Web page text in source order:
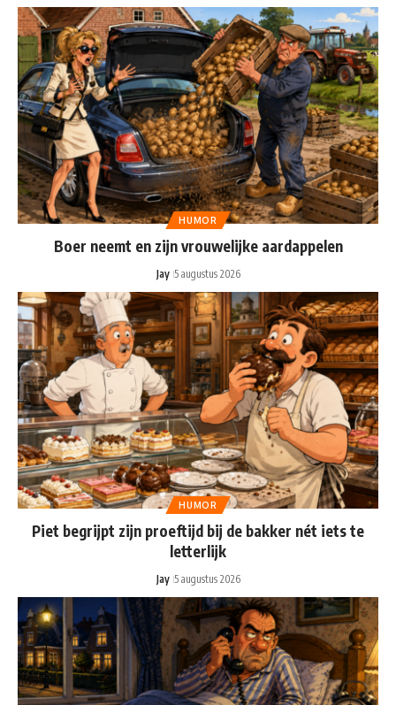
HUMOR
Boer neemt en zijn vrouwelijke aardappelen
Jay 5 augustus 2026
HUMOR
Piet begrijpt zijn proeftijd bij de bakker nét iets te
letterlijk
Jay 5 augustus 2026